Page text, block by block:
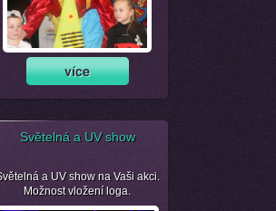
Světelná a UV show
a UV show na Vaši akci.
Možnost vložení loga.